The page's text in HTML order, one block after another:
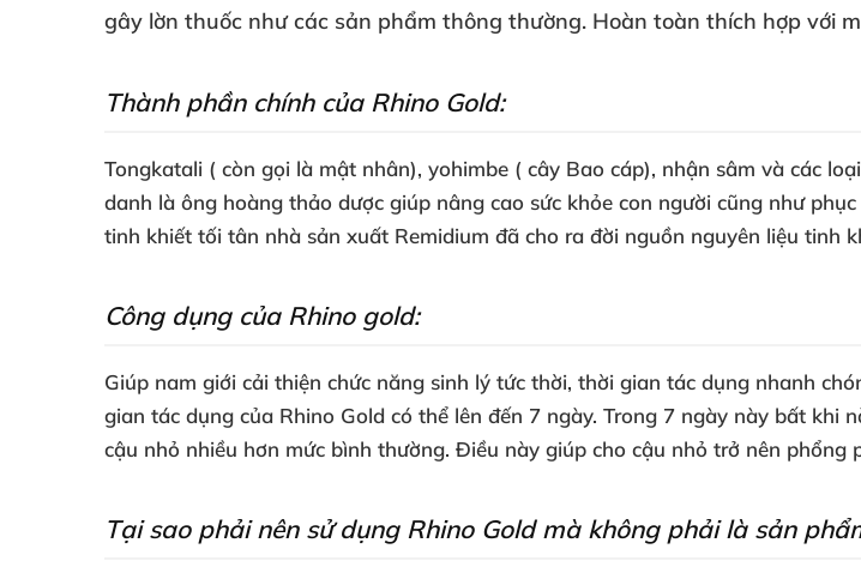
gây lờn thuốc như các sản phẩm thông thường. Hoàn toàn thích hợp với
Thành phần chính của Rhino Gold:
Tongkatali ( còn gọi là mật nhân), yohimbe ( cây Bao cáp), nhận sâm và các
danh là ông hoàng thảo dược giúp nâng cao sức khỏe con người cũng như
tinh khiết tối tân nhà sản xuất Remidium đã cho ra đời nguồn nguyên liệu tinh
Công dụng của Rhino gold:
Giúp nam giới cải thiện chức năng sinh lý tức thời, thời gian tác dụng nhanh
gian tác dụng của Rhino Gold có thể lên đến 7 ngày. Trong 7 ngày này bất
cậu nhỏ nhiều hơn mức bình thường. Điều này giúp cho cậu nhỏ trở nên
Tại sao phải nên sử dụng Rhino Gold mà không phải là sản